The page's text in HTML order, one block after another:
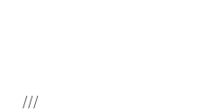
///